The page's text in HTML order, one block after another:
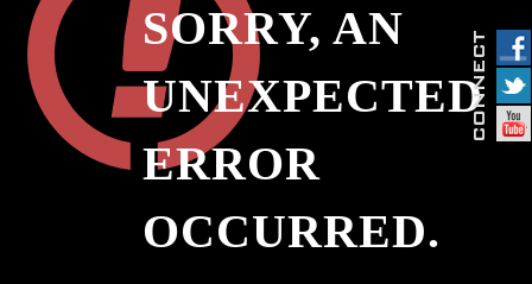
SORRY, AN
UNEXPECTED
ERROR
OCCURRED.